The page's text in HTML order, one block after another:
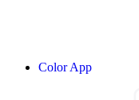
Color App